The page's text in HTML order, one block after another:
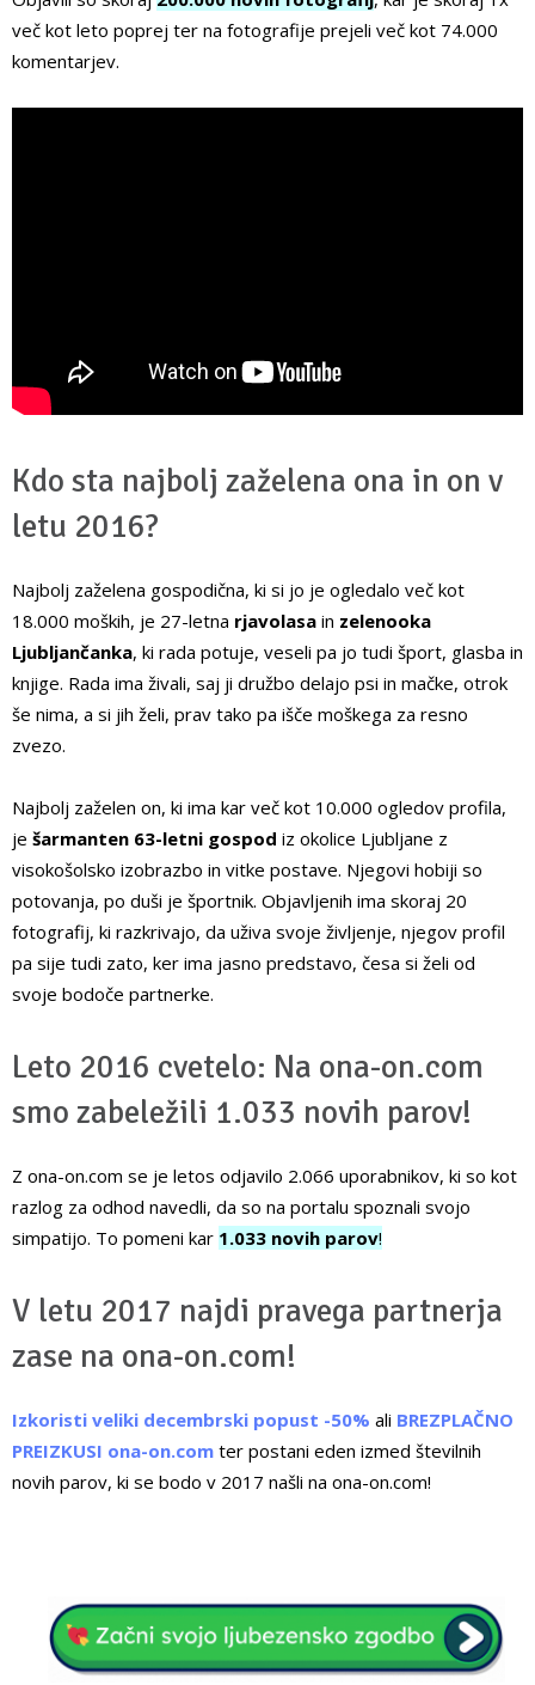
več kot leto poprej ter na fotografije prejeli več kot 74.000
komentarjev.
Kdo sta najbolj zaželena ona in on v
letu 2016?
Najbolj zaželena gospodična, ki si jo je ogledalo več kot
18.000 moških, je 27-letna rjavolasa in zelenooka
Ljubljančanka, ki rada potuje, veseli pa jo tudi šport, glasba in
knjige. Rada ima živali, saj ji družbo delajo psi in mačke, otrok
še nima, a si jih želi, prav tako pa išče moškega za resno
zvezo.
Najbolj zaželen on, ki ima kar več kot 10.000 ogledov profila,
je šarmanten 63-letni gospod iz okolice Ljubljane z
visokošolsko izobrazbo in vitke postave. Njegovi hobiji so
potovanja, po duši je športnik. Objavljenih ima skoraj 20
fotografij, ki razkrivajo, da uživa svoje življenje, njegov profil
pa sije tudi zato, ker ima jasno predstavo, česa si želi od
svoje bodoče partnerke.
Leto 2016 cvetelo: Na ona-on.com
smo zabeležili 1.033 novih parov!
Z ona-on.com se je letos odjavilo 2.066 uporabnikov, ki so kot
razlog za odhod navedli, da so na portalu spoznali svojo
simpatijo. To pomeni kar 1.033 novih parov!
V letu 2017 najdi pravega partnerja
zase na ona-on.com!
Izkoristi veliki decembrski popust -50% ali BREZPLAČNO
PREIZKUSI ona-on.com ter postani eden izmed številnih
novih parov, ki se bodo v 2017 našli na ona-on.com!